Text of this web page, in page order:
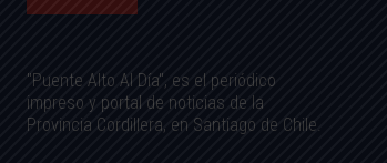
"Puente Alto Al Día", es el periódico
impreso y portal de noticias de la
Provincia Cordillera, en Santiago de Chile.